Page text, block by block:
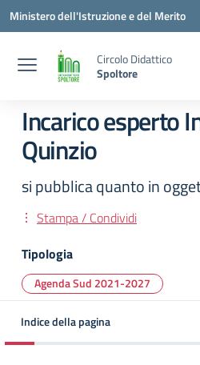
Vai ai contenuti
Vai al menu di navigazione
Vai al footer
Ministero dell'Istruzione e del Merito
Circolo Didattico
Spoltore
Incarico esperto
Quinzio
si pubblica quanto in
Stampa / Condividi
Tipologia
Agenda Sud 2021-2027
Indice della pagina